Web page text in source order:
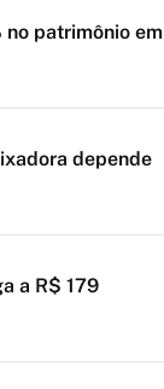
no patrimônio em
depende
a R$ 179